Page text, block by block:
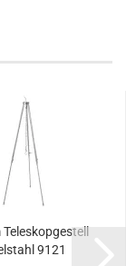
Teleskopgestell
9121